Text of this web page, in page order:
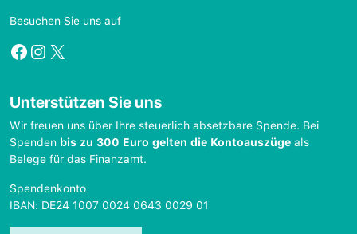
Besuchen Sie uns auf
Facebook
Instagram
X
Unterstützen Sie uns
Wir freuen uns über Ihre steuerlich absetzbare Spende. Bei
Spenden bis zu 300 Euro gelten die Kontoauszüge als
Belege für das Finanzamt.
Spendenkonto
IBAN: DE24 1007 0024 0643 0029 01